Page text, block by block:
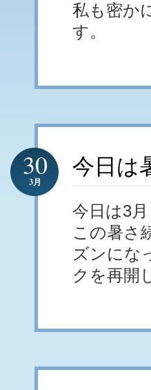
私も密か
す。
今日は
30
3月
今日は3
この暑さ
ズンにな
クを再開